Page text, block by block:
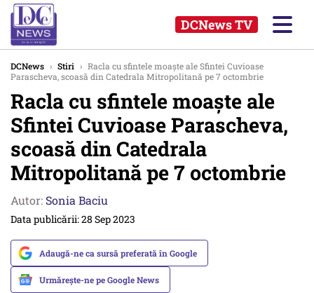
DCNews TV
DCNews › Stiri › Racla cu sfintele moaşte ale Sfintei Cuvioase
Parascheva, scoasă din Catedrala Mitropolitană pe 7 octombrie
Racla cu sfintele moaşte ale
Sfintei Cuvioase Parascheva,
scoasă din Catedrala
Mitropolitană pe 7 octombrie
Autor: Sonia Baciu
Data publicării: 28 Sep 2023
Adaugă-ne ca sursă preferată în Google
Urmărește-ne pe Google News